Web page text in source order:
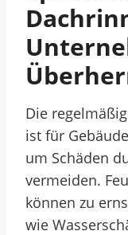
Die
ist für
um Schäden
vermeiden.
können zu
wie